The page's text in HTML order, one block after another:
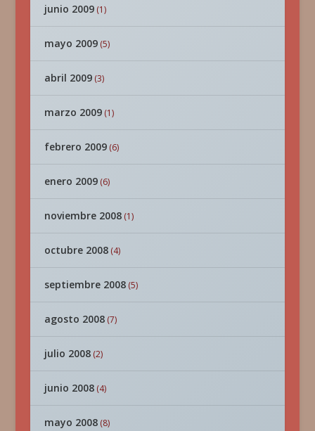
junio 2009(1)
mayo 2009(5)
abril 2009(3)
marzo 2009(1)
febrero 2009(6)
enero 2009(6)
noviembre 2008(1)
octubre 2008(4)
septiembre 2008(5)
agosto 2008(7)
julio 2008(2)
junio 2008(4)
mayo 2008(8)